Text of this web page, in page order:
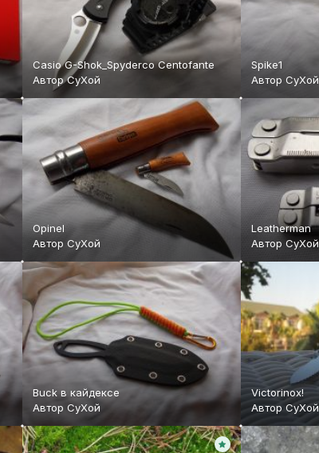
Casio G-Shok_Spyderco Centofante
АвторСуХой
Spike1
Автор СуХой
Opinel
Автор СуХой
Leatherman
Автор СуХой
Buck в кайдексе
Автор СуХой
Victorinox!
Автор СуХой